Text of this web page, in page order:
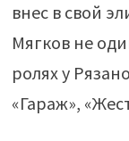
внес в свой
Мягков не
ролях у
«Гараж»,